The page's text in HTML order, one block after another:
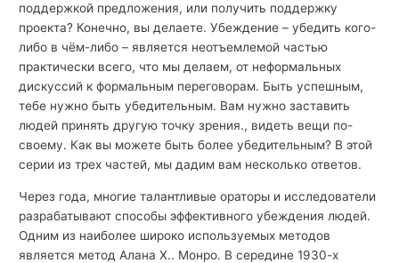
поддержкой предложения, или получить поддержку
проекта? Конечно, вы делаете. Убеждение – убедить кого-
либо в чём-либо – является неотъемлемой частью
практически всего, что мы делаем, от неформальных
дискуссий к формальным переговорам. Быть успешным,
тебе нужно быть убедительным. Вам нужно заставить
людей принять другую точку зрения., видеть вещи по-
своему. Как вы можете быть более убедительным? В этой
серии из трех частей, мы дадим вам несколько ответов.
Через года, многие талантливые ораторы и исследователи
разрабатывают способы эффективного убеждения людей.
Одним из наиболее широко используемых методов
является метод Алана Х.. Монро. В середине 1930-х